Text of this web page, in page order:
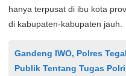
hanya terpusat di ibu kota
di kabupaten-kabupaten jauh.
Gandeng IWO, Polres
Publik Tentang Tugas Polri